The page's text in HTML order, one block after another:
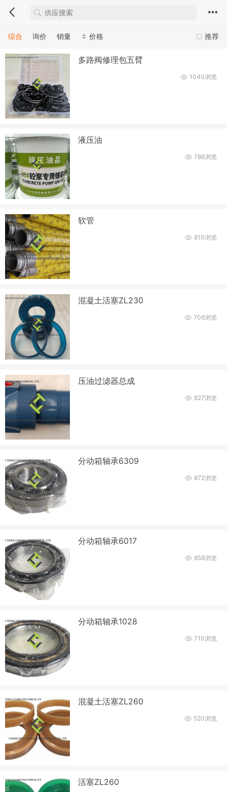
推荐
综合 询价 销量 价格
多路阀修理包五臂
1040浏览
液压油
786浏览
软管
810浏览
混凝土活塞ZL230
706浏览
压油过滤器总成
827浏览
分动箱轴承6309
872浏览
分动箱轴承6017
858浏览
分动箱轴承1028
710浏览
混凝土活塞ZL260
520浏览
活塞ZL260